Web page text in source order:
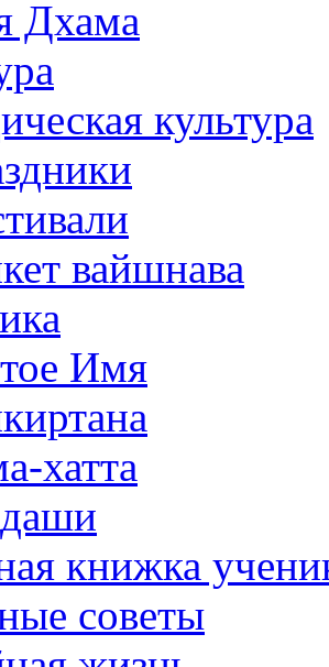
Дхама
культура
вайшнава
Имя
хатта
книжка
советы